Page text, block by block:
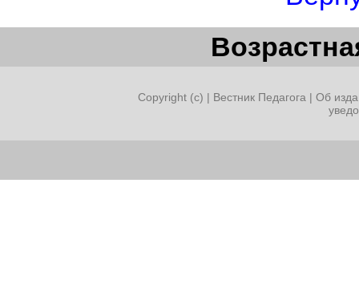
Copyright (c) | Вестник Педагога | Об